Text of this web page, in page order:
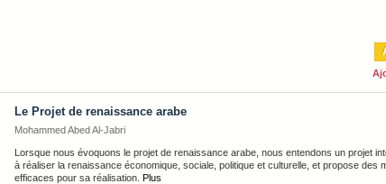
Le Projet de renaissance arabe
Mohammed Abed Al-Jabri
Lorsque nous évoquons le projet de renaissance arabe, nous entendons un projet
à réaliser la renaissance économique, sociale, politique et culturelle, et propose des
efficaces pour sa réalisation. Plus